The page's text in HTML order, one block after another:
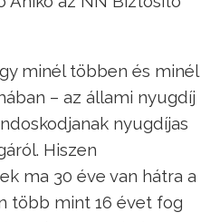
minél többen és minél
– az állami nyugdíj
nyugdíjas
Hiszen
ma 30 éve van hátra a
több mint 16 évet fog